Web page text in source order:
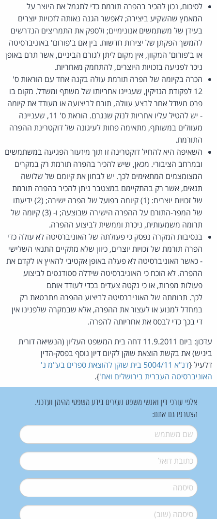
לסיכום, נכון להכיר בהפרה תורמת כדי לתגמל את היוצר על
המאמץ שהשקיע ביצירה; לאפשר הגנה נאותה לזכויות יוצרים
בעידן של משתמשים אנונימיים; ולספק את התמריצים הנדרשים
להמשך הפקתן של יצירות חדשות. בין אם ב'פורום' באוניברסיטה
או ב'פורום' המקוון, אין מקום ליתן לגורם הביניים, אשר תרם באופן
ניכר לפגיעה בזכויות היוצרים, להתחמק מאחריות.
הכרה בקיומה של הפרה תורמת עולה בקנה אחד עם הוראות ס'
12 לפקודת הנזיקין, שעניינו אחריותו של משתף ומשדל. מקום בו
פרט משדל אחר לבצע עוולה, תורם לביצועה או מעודד את קיומה
- יש להטיל עליו אחריות לנזק שנגרם. הוראת ס' 11, שעניינה
מעוולים במשותף, מתאימה פחות לעיגונה של דוקטרינת ההפרה
התורמת.
השאיפה היא להחיל דוקטרינה זו תוך מיזעור הפגיעה במשתמשים
ובמרחב הציבורי. מכאן, שיש להכיר בהפרה תורמת רק במקרים
המצומצמים המתאימים לכך. יש לבחון את קיומם של שלושה
תנאים, אשר רק בהתקיימם במצטבר ניתן להכיר בהפרה תורמת
של זכויות יוצרים: (1) קיומה בפועל של הפרה ישירה; (2) ידיעתו
של המפר-התורם על ההפרה הישירה שבוצעה; ו- (3) קיומה של
תרומה משמעותית, ניכרת וממשית לביצוע ההפרה.
בנסיבות המקרה נפסק כי פעולתה של האוניברסיטה לא עולה כדי
הפרה תורמת של זכויות יוצרים, כיוון שלא מתקיים התנאי השלישי
- כאשר האוניברסיטה לא פעלה באופן אקטיבי להאיץ או לקדם את
ההפרה. לא הוכח כי האוניברסיטה שידלה סטודנטים לביצוע
פעולות מפרות, או כי נקטה צעדים בכדי לעודד אותם
לכך. תרומתה של האוניברסיטה לביצוע ההפרה מתבטאת רק
במחדל למנוע או לעצור את ההפרה, אלא שבמקרה שלפנינו אין
די בכך כדי לבסס את אחריותה להפרה.
עדכון: ביום 11.9.2011 דחה בית המשפט העליון (הנשיאה דורית
ביניש) את בקשת הוצאת שוקן לקיום דיון נוסף בפסק-הדין
דלעיל {
דנ"א 5004/11 בית שוקן להוצאת ספרים בע"מ נ'
האוניברסיטה העברית בירושלים ואח'}.
אלפי עורכי דין ואנשי משפט נעזרים בידע משפטי מהימן ועדכני.
הצטרפו גם אתם:
שם משתמש*
דואל*
סיסמה*
סיסמה (שוב)*